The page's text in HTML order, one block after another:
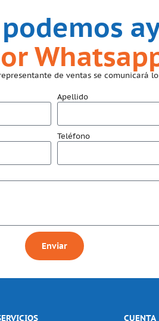
de ventas se comunicará
Apellido
Teléfono
Enviar
CUENTA